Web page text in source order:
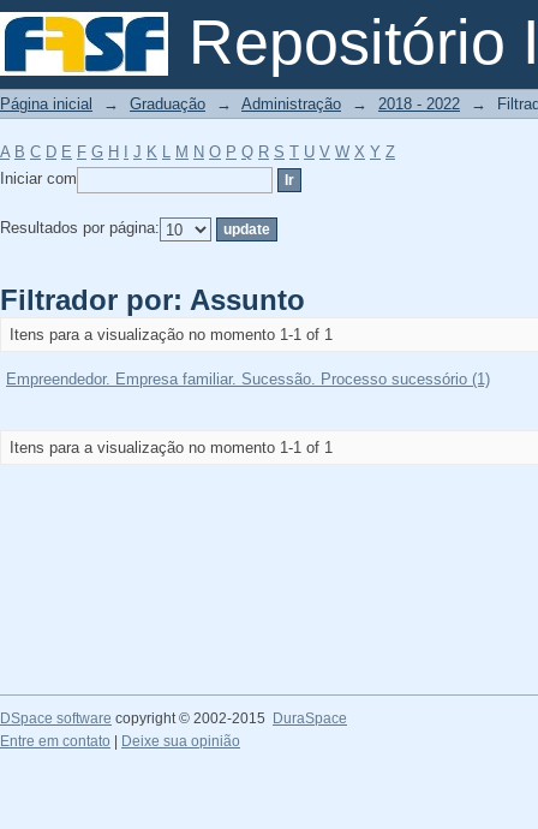
Repositório
Filtrador por: Assunto
Página inicial → Graduação → Administração → 2018 - 2022 →
A B C D E F G H J K L M N O P Q R S T U V W X Y Z
Iniciar com
Resultados por página:
Filtrador por: Assunto
Itens para a visualização no momento 1-1 of 1
Empreendedor. Empresa familiar. Sucessão. Processo sucessório (1)
Itens para a visualização no momento 1-1 of 1
DSpace software copyright © 2002-2015
DuraSpace
Entre em contato
Deixe sua opinião